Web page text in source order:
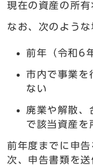
現在の資産の所有
なお、次のような
前年（令和6
市内で事業を
ない
廃業や解散、
で該当資産を
前年度までに申
次、申告書類を